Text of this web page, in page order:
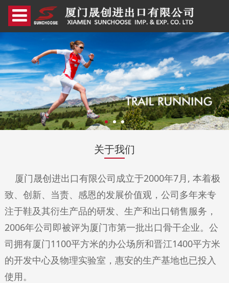
关于我们
厦门晟创进出口有限公司成立于2000年7月, 本着极
致、创新、当责、感恩的发展价值观，公司多年来专
注于鞋及其衍生产品的研发、生产和出口销售服务，
2006年公司即被评为厦门市第一批出口骨干企业。公
司拥有厦门1100平方米的办公场所和晋江1400平方米
的开发中心及物理实验室，惠安的生产基地也已投入
使用。